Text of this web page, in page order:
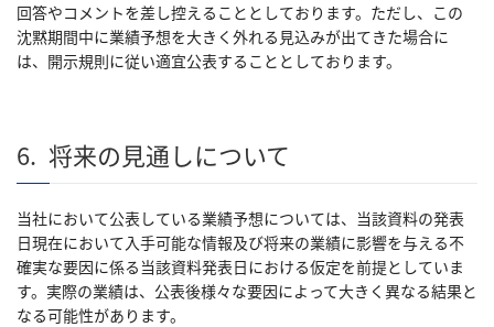
回答やコメントを差し控えることとしております。ただし、この
沈黙期間中に業績予想を大きく外れる見込みが出てきた場合に
は、開示規則に従い適宜公表することとしております。
6. 将来の見通しについて
当社において公表している業績予想については、当該資料の発表
日現在において入手可能な情報及び将来の業績に影響を与える不
確実な要因に係る当該資料発表日における仮定を前提としていま
す。実際の業績は、公表後様々な要因によって大きく異なる結果と
なる可能性があります。